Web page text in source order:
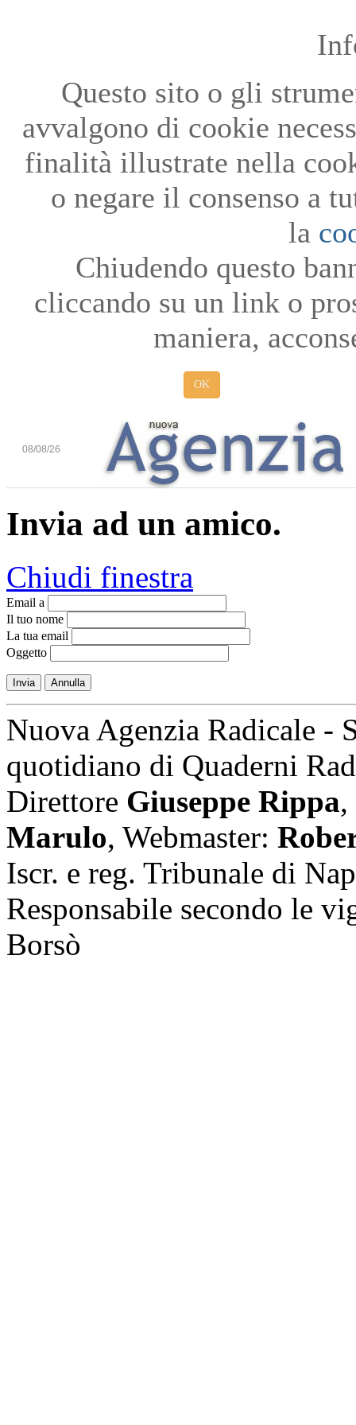
Questo sito o gli
avvalgono di cookie
finalità illustrate nella
o negare il consenso a
la
Chiudendo questo
cliccando su un link o
maniera,
OK
08/08/26
Invia ad un amico.
Chiudi finestra
Email a
Il tuo nome
La tua email
Oggetto
Invia Annulla
Nuova Agenzia Radicale -
quotidiano di Quaderni
Direttore Giuseppe Rippa,
Marulo, Webmaster:
Iscr. e reg. Tribunale di
Responsabile secondo le
Borsò